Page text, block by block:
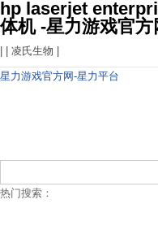
hp laserjet
体机 -星力游戏官方
凌氏生物
星力游戏官方网-星力平台
热门搜索：